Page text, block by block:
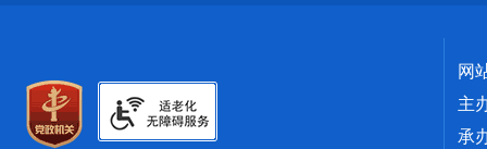
网
主
承